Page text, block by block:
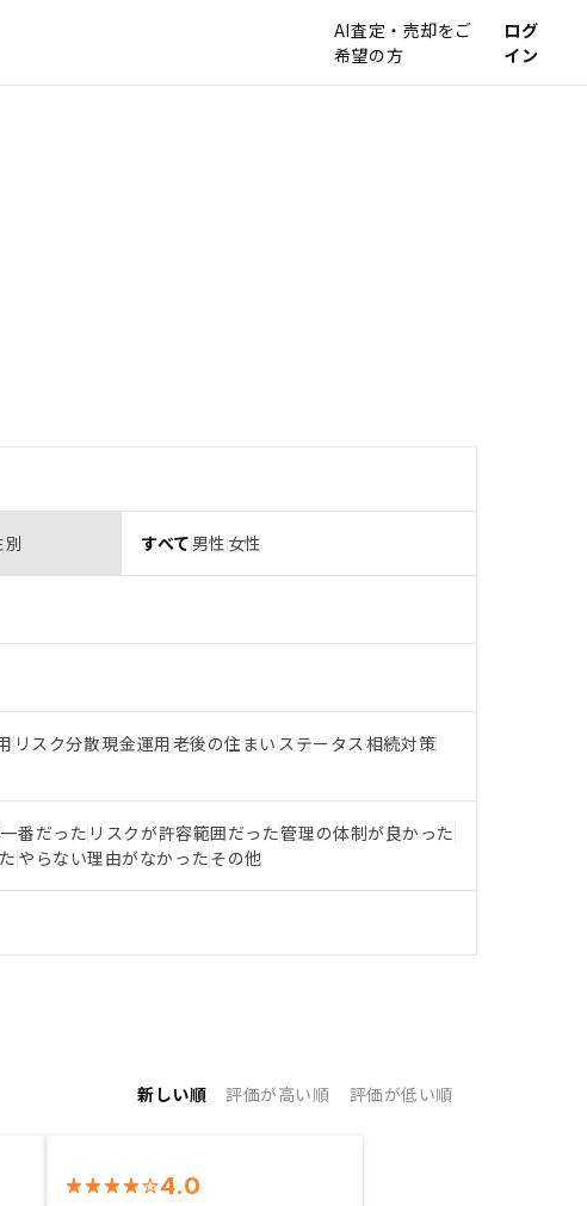
AI査定・売却をご
希望の方
ログ
イン
別 すべて 男性 女性
リスク分散現金運用老後の住まい ステータス相続対策
番だった リスクが許容範囲だった管理の体制が良かった
やらない理由がなかったその他
新しい順 評価が高い順 評価が低い順
4.0